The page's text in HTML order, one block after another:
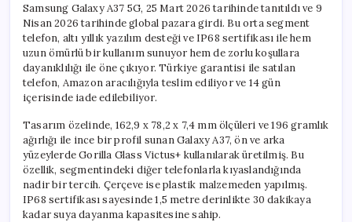
Samsung Galaxy A37 5G, 25 Mart 2026 tarihinde tanıtıldı ve 9
Nisan 2026 tarihinde global pazara girdi. Bu orta segment
telefon, altı yıllık yazılım desteği ve IP68 sertifikası ile hem
uzun ömürlü bir kullanım sunuyor hem de zorlu koşullara
dayanıklılığı ile öne çıkıyor. Türkiye garantisi ile satılan
telefon, Amazon aracılığıyla teslim ediliyor ve 14 gün
içerisinde iade edilebiliyor.
Tasarım özelinde, 162,9 x 78,2 x 7,4 mm ölçüleri ve 196 gramlık
ağırlığı ile ince bir profil sunan Galaxy A37, ön ve arka
yüzeylerde Gorilla Glass Victus+ kullanılarak üretilmiş. Bu
özellik, segmentindeki diğer telefonlarla kıyaslandığında
nadir bir tercih. Çerçeve ise plastik malzemeden yapılmış.
IP68 sertifikası sayesinde 1,5 metre derinlikte 30 dakikaya
kadar suya dayanma kapasitesine sahip.